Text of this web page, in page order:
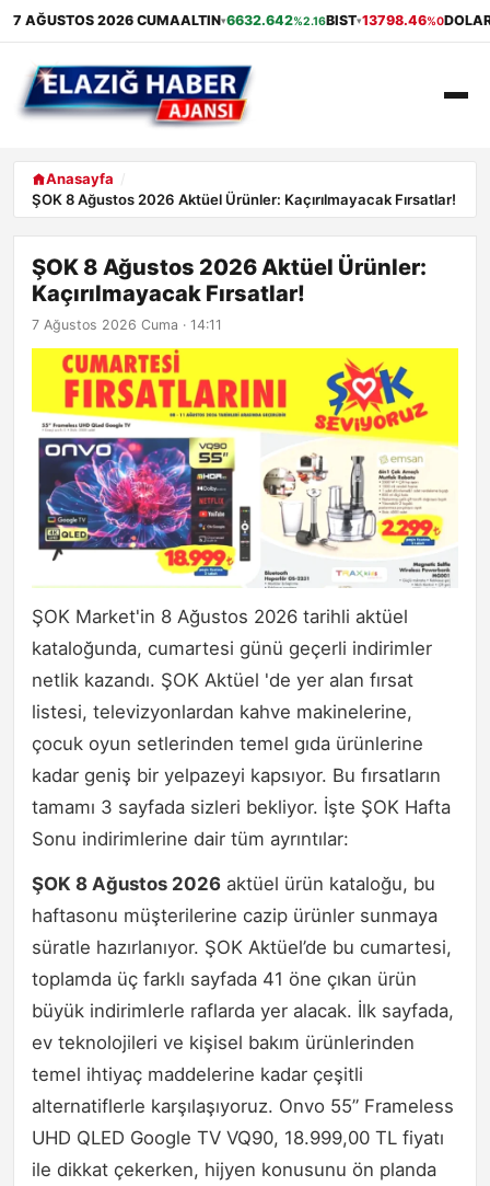
7 AĞUSTOS 2026 CUMAALTIN▾6632.642%2.16BIST▾13798.46%0
ANASAYFA
GÜNDEM
EKONOMI
SAĞLIK
ALIŞVERIŞ
Anasayfa
ŞOK 8 Ağustos 2026 Aktüel Ürünler: Kaçırılmayacak Fırsatlar!
ŞOK 8 Ağustos 2026 Aktüel Ürünler:
Kaçırılmayacak Fırsatlar!
7 Ağustos 2026 Cuma · 14:11
ŞOK Market'in 8 Ağustos 2026 tarihli aktüel
kataloğunda, cumartesi günü geçerli indirimler
netlik kazandı. ŞOK Aktüel 'de yer alan fırsat
listesi, televizyonlardan kahve makinelerine,
çocuk oyun setlerinden temel gıda ürünlerine
kadar geniş bir yelpazeyi kapsıyor. Bu fırsatların
tamamı 3 sayfada sizleri bekliyor. İşte ŞOK Hafta
Sonu indirimlerine dair tüm ayrıntılar:
ŞOK 8 Ağustos 2026 aktüel ürün kataloğu, bu
haftasonu müşterilerine cazip ürünler sunmaya
süratle hazırlanıyor. ŞOK Aktüel’de bu cumartesi,
toplamda üç farklı sayfada 41 öne çıkan ürün
büyük indirimlerle raflarda yer alacak. İlk sayfada,
ev teknolojileri ve kişisel bakım ürünlerinden
temel ihtiyaç maddelerine kadar çeşitli
alternatiflerle karşılaşıyoruz. Onvo 55” Frameless
UHD QLED Google TV VQ90, 18.999,00 TL fiyatı
ile dikkat çekerken, hijyen konusunu ön planda